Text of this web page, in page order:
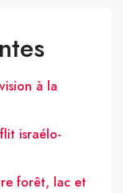
à la
israélo-
forêt, lac et